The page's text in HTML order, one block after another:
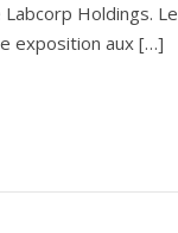
Holdings.
exposition aux […]